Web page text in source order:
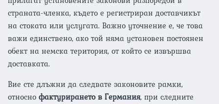
страната-членка, където е регистриран доставчикът
на стоката или услугата. Важно уточнение е, че това
важи единствено, ако той няма установен постоянен
обект на немска територия, от който се извършва
доставката.
Вие сте длъжни да следвате законовите рамки,
относнофактурирането в Германия, при следните